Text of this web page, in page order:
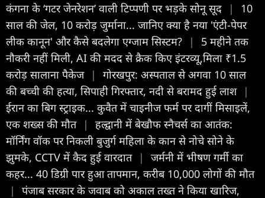
कंगना के ‘गटर जेनरेशन’ वाली टिप्पणी पर भड़के सोनू सूद |
10
साल की जेल, 10 करोड़ जुर्माना... जानिए क्या है नया 'एंटी-पेपर
लीक कानून' और कैसे बदलेगा एग्जाम सिस्टम?
|
5 महीने तक
नौकरी नहीं मिली, AI की मदद से क्रैक किए इंटरव्यू,मिला ₹1.5
करोड़ सालाना पैकेज |
गोरखपुर: अस्पताल से अगवा 10 साल
की बच्ची की हत्या, सिपाही गिरफ्तार, नदी से बरामद हुई लाश |
ईरान का बिग स्ट्राइक... कुवैत में चाइनीज फर्म पर दागीं मिसाइलें,
एक शख्स की मौत |
हल्द्वानी में बेखौफ स्नैचर्स का आतंक:
मॉर्निंग वॉक पर निकली बुजुर्ग महिला के कान से नोचे सोने के
झुमके, CCTV में कैद हुई वारदात |
जर्मनी में भीषण गर्मी का
कहर... 40 डिग्री पार हुआ तापमान, करीब 10,000 लोगों की मौत
|
पंजाब सरकार के जवाब को अकाल तख्त ने किया खारिज,